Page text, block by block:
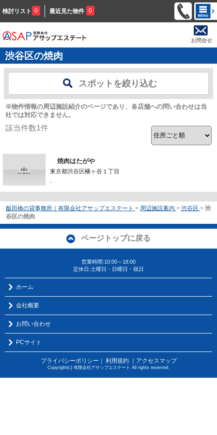
検討リスト 0 最近見た物件 0
お問合せ
渋谷区の焼肉
スポットを絞り込む
※物件情報の周辺施設紹介のページであり、各店舗への問い合わせは当
社では対応できません。
該当件数1件
焼肉はたがや
東京都渋谷区幡ヶ谷１丁目
-
飯田橋の貸事務所｜有限会社アサップエステート > 周辺施設案内 > 渋谷区 > 渋
谷区の焼肉
ページトップに戻る
営業時間:10:00～18:00
定休日:土曜日・日曜日・祝日
ホーム
会社概要
お問い合わせ
PCサイト
プライバシーポリシー ｜ 利用規約 ｜アクセスマップ
Copyright(c) 有限会社アサップエステート All rights reserved.